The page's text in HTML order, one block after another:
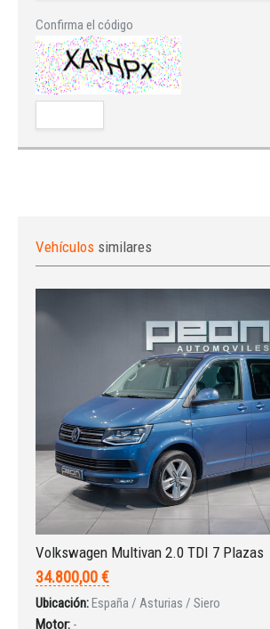
Iniciar sesión
INICIAR SESIÓN
¿Ha olvidado la contraseña?
Confirma el código
Vehículos similares
Volkswagen Multivan 2.0 TDI 7 Plazas
34.800,00 €
Ubicación:España / Asturias / Siero
Motor: -